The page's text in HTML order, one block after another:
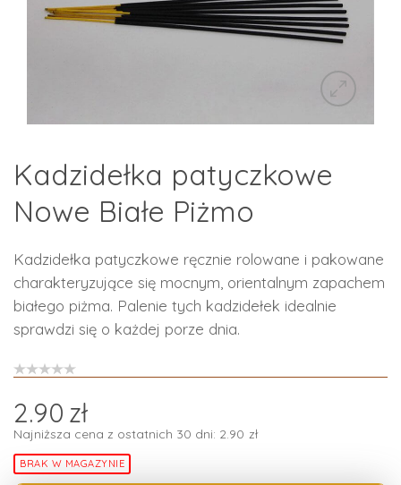
Kadzidełka patyczkowe
Nowe Białe Piżmo
Kadzidełka patyczkowe ręcznie rolowane i pakowane
charakteryzujące się mocnym, orientalnym zapachem
białego piżma. Palenie tych kadzidełek idealnie
sprawdzi się o każdej porze dnia.
2.90 zł
Najniższa cena z ostatnich 30 dni: 2.90 zł
BRAK W MAGAZYNIE